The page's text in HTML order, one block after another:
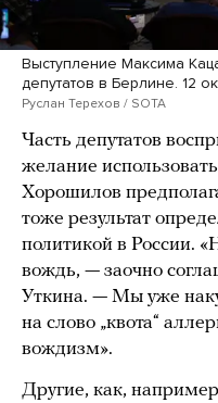
Выступление Максима
депутатов в Берлине. 12
Руслан Терехов / SOTA
Часть депутатов
желание
Хорошилов
тоже результат
политикой в России.
вождь, — заочно
Уткина. — Мы уже
на слово „квота“
вождизм».
Другие, как,